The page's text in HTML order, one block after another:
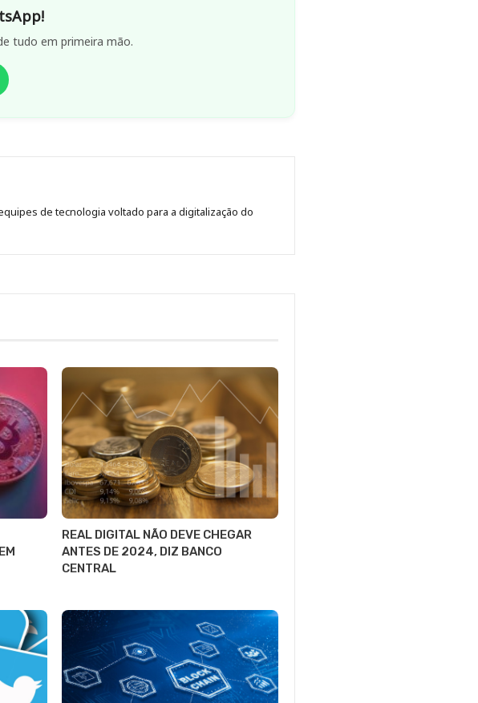
tudo em primeira mão.
de tecnologia voltado para a digitalização do
REAL DIGITAL NÃO DEVE CHEGAR
ANTES DE 2024, DIZ BANCO
CENTRAL